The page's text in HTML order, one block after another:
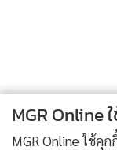
4
LH Bank รุก
เชียงใหม่”
MGR Online
MGR Online ใช้คุ